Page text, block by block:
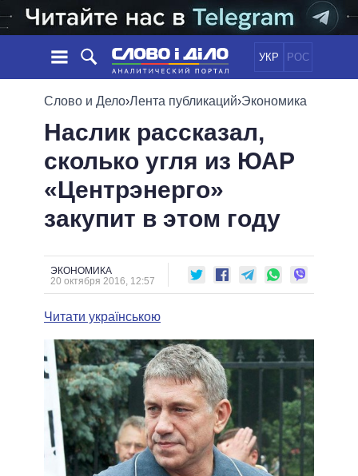
УКР РОС
НОВОСТИ
ЛЕНТА
СОБЫТИЯ
СТАТЬИ
МНЕНИЯ
ОБЗОРЫ
ДАЙДЖЕСТЫ
ПОЛИТИКА
ЭКОНОМИКА
ОБЩЕСТВО
ОБЕЩАНИЯ
ПОЛИТИКИ
ВСЕ ПОЛИТИКИ
ПРЕЗИДЕНТ И ОФИС
ВЕРХОВНАЯ РАДА
КАБИНЕТ МИНИСТРОВ
МЭРЫ
ВСЕ ПЕРСОНЫ
ИНФОГРАФИКА
ПОДДЕРЖАТЬ
СРАВНЕНИЕ ПОЛИТИКОВ
Слово и Дело›Лента публикаций›Экономика
Наслик рассказал,
сколько угля из ЮАР
«Центрэнерго»
закупит в этом году
ЭКОНОМИКА
20 октября 2016, 12:57
Читати українською